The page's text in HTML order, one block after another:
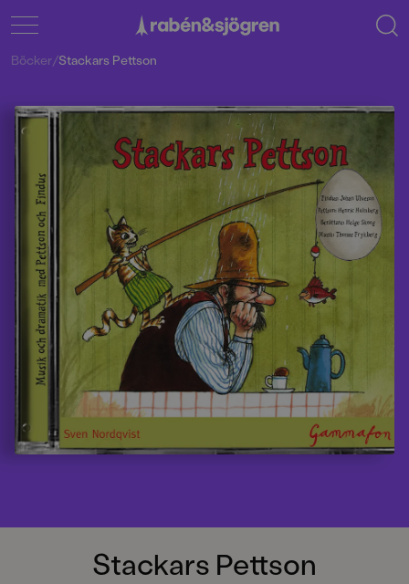
Stackars Pettson
Böcker/Stackars Pettson